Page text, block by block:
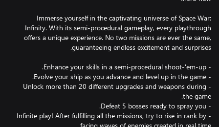
Immerse yourself in the captivating universe of Space War:
Infinity. With its semi-procedural gameplay, every playthrough
offers a unique experience. No two missions are ever the same,
- Unlock more than 20 different upgrades and weapons during
- Infinite play! After fulfilling all the missions, try to rise in rank by